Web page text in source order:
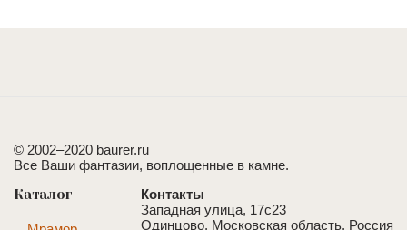
© 2002–2020 baurer.ru
Все Ваши фантазии, воплощенные в камне.
Контакты
Западная улица, 17с23
Одинцово, Московская область, Россия
Каталог